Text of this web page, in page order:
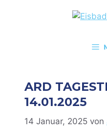
ARD
14.01.2025
14 Januar, 2025 von